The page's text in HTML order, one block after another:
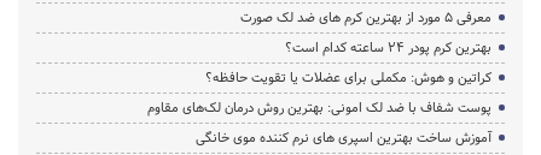
معرفی 5 مورد از بهترین کرم های ضد لک صورت
بهترین کرم پودر 24 ساعته کدام است؟
کراتین و هوش: مکملی برای عضلات یا تقویت حافظه؟
پوست شفاف با ضد لک امونی: بهترین روش درمان لک‌های مقاوم
آموزش ساخت بهترین اسپری های نرم‌ کننده موی خانگی